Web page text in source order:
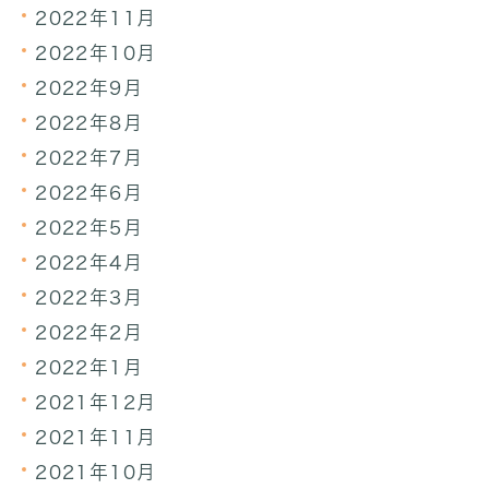
2022年11月
2022年10月
2022年9月
2022年8月
2022年7月
2022年6月
2022年5月
2022年4月
2022年3月
2022年2月
2022年1月
2021年12月
2021年11月
2021年10月